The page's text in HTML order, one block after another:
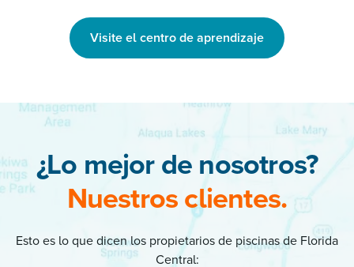
Visite el centro de aprendizaje
¿Lo mejor de nosotros?
Nuestros clientes.
Esto es lo que dicen los propietarios de piscinas de Florida
Central: